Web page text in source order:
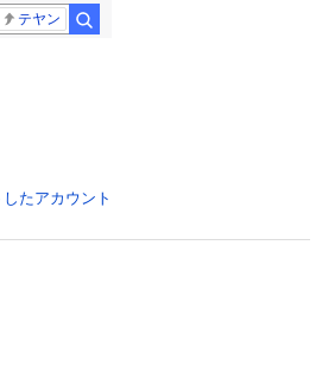
テヤン
したアカウント